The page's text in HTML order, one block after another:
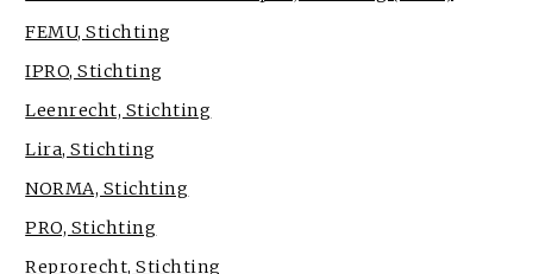
FEMU, Stichting
IPRO, Stichting
Leenrecht, Stichting
Lira, Stichting
NORMA, Stichting
PRO, Stichting
Reprorecht, Stichting